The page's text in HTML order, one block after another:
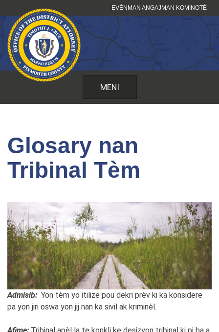
kontni
EVÈNMAN ANGAJMAN KOMINOTÈ
MENI
Glosary nan
Tribinal Tèm
Admisib: Yon tèm yo itilize pou dekri prèv ki ka konsidere
pa yon jiri oswa yon jij nan ka sivil ak kriminèl.
Afime: Tribinal apèl la te konkli ke desizyon tribinal ki pi ba a